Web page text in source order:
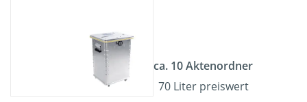
ca. 10 Aktenordner
70 Liter preiswert